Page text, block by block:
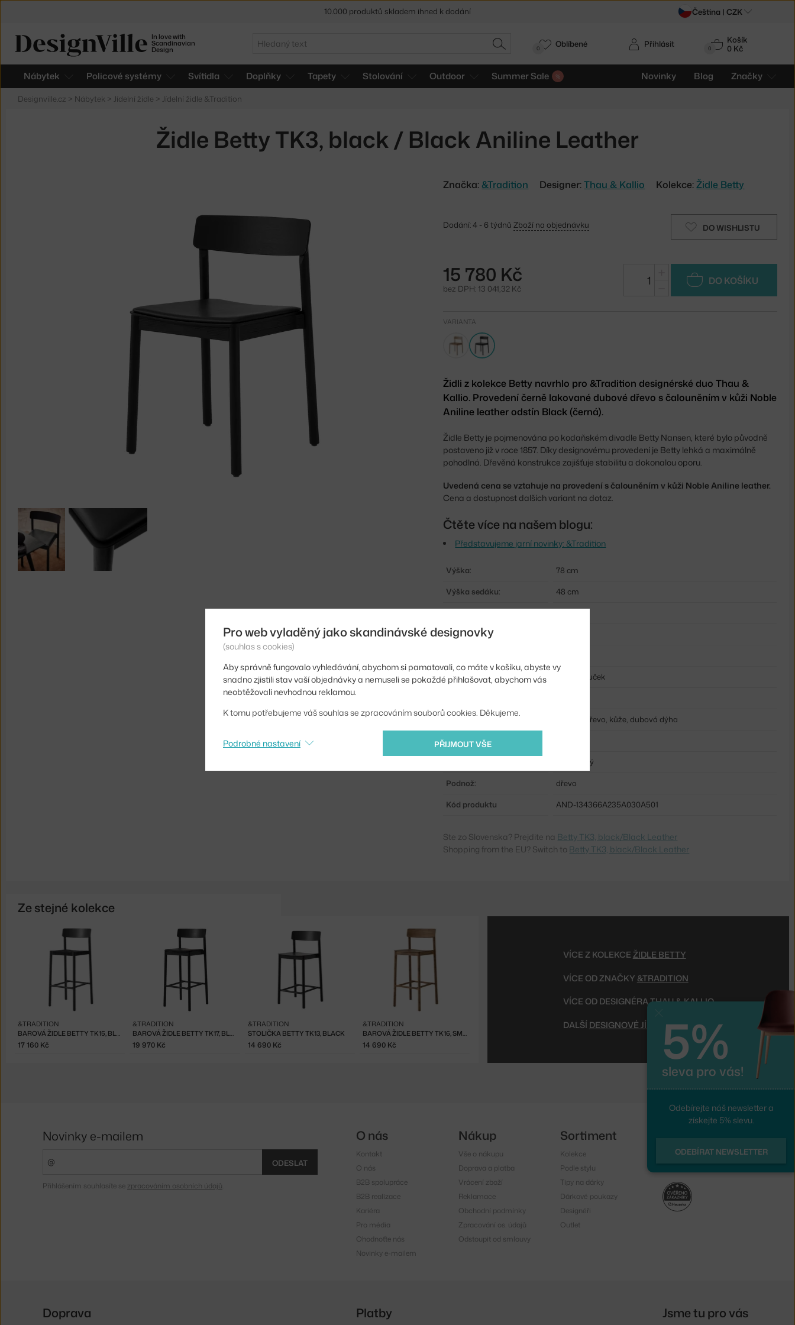
In love with
Scandinavian
Design
Hledat
HLEDAT 0
Košík
0 Kč
Nábytek Policové systémy Svítidla Doplňky Tapety Stolování Outdoor Summer Sale Novinky Blog Značky
Přihlásit
0 Oblíbené
Designville.cz > Nábytek > Jídelní židle > Jídelní židle &Tradition
Židle Betty TK3, black / Black Aniline Leather
Značka: &Tradition Designer:Thau & Kallio Kolekce:Židle Betty
DO WISHLISTU
Dodání: 4 - 6 týdnůZboží na objednávku
15 780 Kč
bez DPH: 13 041,32 Kč
DO KOŠÍKU
VARIANTA
Židli z kolekce Betty navrhlo pro &Tradition designérské duo Thau &
Kallio. Provedení černě lakované dubové dřevo s čalouněním v kůži Noble
Aniline leather odstín Black (černá).
Židle Betty je pojmenována po kodaňském divadle Betty Nansen, které bylo původně
postaveno již v roce 1857. Díky designovému provedení je Betty lehká a maximálně
pohodlná. Dřevěná konstrukce zajišťuje stabilitu a dokonalou oporu.
Uvedená cena se vztahuje na provedení s čalouněním v kůži Noble Aniline leather.
Cena a dostupnost dalších variant na dotaz.
Čtěte více na našem blogu:
Představujeme jarní novinky: &Tradition
Výška:
78 cm
Výška sedáku:
48 cm
Šířka:
Područky:
bez područek
Materiál:
dubové dřevo, kůže, dubová dýha
Stohovatelné:
čalouněný
Podnož:
dřevo
Kód produktu
AND-134366A235A030A501
Ste zo Slovenska? Prejdite na Betty TK3, black/Black Leather
Shopping from the EU? Switch to Betty TK3, black/Black Leather
Ze stejné kolekce
BAROVÁ ŽIDLE BETTY TK15, BLACK/BLACK
&TRADITION
17 160 Kč
BAROVÁ ŽIDLE BETTY TK17, BLACK LEATHER
&TRADITION
19 970 Kč
STOLIČKA BETTY TK13, BLACK
&TRADITION
14 690 Kč
BAROVÁ ŽIDLE BETTY TK16, SMOKED OAK
&TRADITION
14 690 Kč
VÍCE Z KOLEKCE ŽIDLE BETTY
VÍCE OD ZNAČKY &TRADITION
VÍCE OD DESIGNÉRATHAU & KALLIO
DALŠÍ DESIGNOVÉ JÍDELNÍ ŽIDLE
10.000 produktů skladem ihned k dodání Čeština | CZK
Pro web vyladěný jako skandinávské designovky
(souhlas s cookies)
Aby správně fungovalo vyhledávání, abychom si pamatovali, co máte v košíku, abyste vy
snadno zjistili stav vaší objednávky a nemuseli se pokaždé přihlašovat, abychom vás
neobtěžovali nevhodnou reklamou.
K tomu potřebujeme váš souhlas se zpracováním souborů cookies. Děkujeme.
PŘIJMOUT VŠE
Podrobné nastavení
5%
sleva pro vás!
Odebírejte náš newsletter a
získejte 5% slevu.
ODEBÍRAT NEWSLETTER
Novinky e-mailem
ODESLAT
Přihlášením souhlasíte se zpracováním osobních údajů
O nás
Kontakt
O nás
B2B spolupráce
B2B realizace
Kariéra
Pro média
Ohodnoťte nás
Novinky e-mailem
Nákup
Vše o nákupu
Doprava a platba
Vrácení zboží
Reklamace
Obchodní podmínky
Zpracování os. údajů
Odstoupit od smlouvy
Sortiment
Kolekce
Podle stylu
Tipy na dárky
Dárkové poukazy
Designéři
Outlet
Instagram
Doprava Platby Jsme tu pro vás